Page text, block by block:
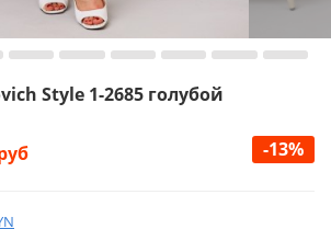
Style 1-2685 голубой
-13%